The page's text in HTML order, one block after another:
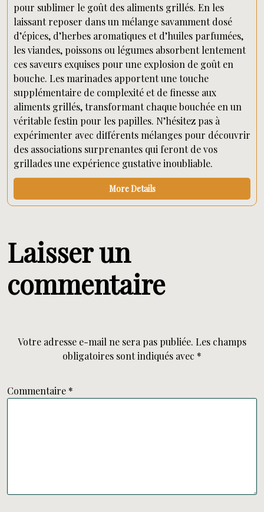
pour sublimer le goût des aliments grillés. En les
laissant reposer dans un mélange savamment dosé
d’épices, d’herbes aromatiques et d’huiles parfumées,
les viandes, poissons ou légumes absorbent lentement
ces saveurs exquises pour une explosion de goût en
bouche. Les marinades apportent une touche
supplémentaire de complexité et de finesse aux
aliments grillés, transformant chaque bouchée en un
véritable festin pour les papilles. N’hésitez pas à
expérimenter avec différents mélanges pour découvrir
des associations surprenantes qui feront de vos
grillades une expérience gustative inoubliable.
More Details
Laisser un
commentaire
Votre adresse e-mail ne sera pas publiée. Les champs
obligatoires sont indiqués avec *
Commentaire *